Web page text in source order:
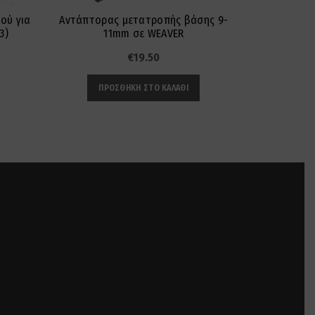
για
Αντάπτορας μετατροπής βάσης 9-
11mm σε WEAVER
€19.50
ΠΡΟΣΘΉΚΗ ΣΤΟ ΚΑΛΆΘΙ